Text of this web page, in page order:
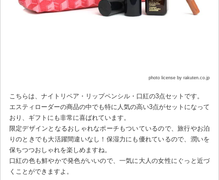
photo license by rakuten.co.jp
こちらは、ナイトリペア・リップペンシル・口紅の3点セットです。
エスティローダーの商品の中でも特に人気の高い3点がセットになって
おり、ギフトにも非常に喜ばれています。
限定デザインとなるおしゃれなポーチもついているので、旅行やお泊
りのときでも大活躍間違いなし！保湿力にも優れているので、潤いを
保ちつつおしゃれを楽しめますね。
口紅の色も鮮やかで発色がいいので、一気に大人の女性にぐっと近づ
くことができますよ。